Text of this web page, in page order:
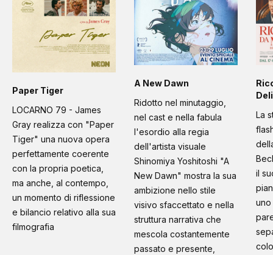
Paper Tiger
LOCARNO 79 - James
Gray realizza con "Paper
Tiger" una nuova opera
perfettamente coerente
con la propria poetica,
ma anche, al contempo,
un momento di riflessione
e bilancio relativo alla sua
filmografia
A New Dawn
Ridotto nel minutaggio,
nel cast e nella fabula
l'esordio alla regia
dell'artista visuale
Shinomiya Yoshitoshi "A
New Dawn" mostra la sua
ambizione nello stile
visivo sfaccettato e nella
struttura narrativa che
mescola costantemente
passato e presente,
La
il